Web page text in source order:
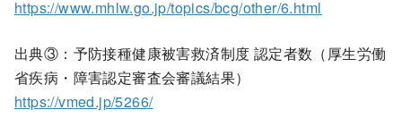
https://www.mhlw.go.jp/topics/bcg/other/6.html
出典③：予防接種健康被害救済制度 認定者数（厚生労働
省疾病・障害認定審査会審議結果）
https://vmed.jp/5266/